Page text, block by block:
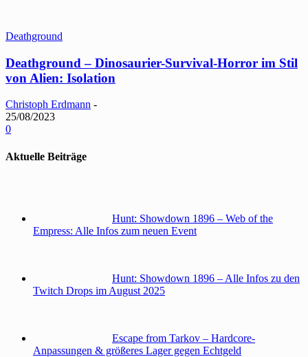
Deathground
Deathground – Dinosaurier-Survival-Horror im Stil
von Alien: Isolation
Christoph Erdmann -
25/08/2023
0
Aktuelle Beiträge
Hunt: Showdown 1896 – Web of the
Empress: Alle Infos zum neuen Event
Hunt: Showdown 1896 – Alle Infos zu den
Twitch Drops im August 2025
Escape from Tarkov – Hardcore-
Anpassungen & größeres Lager gegen Echtgeld